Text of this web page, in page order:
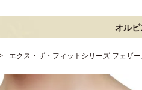
オル
エクス・ザ・フィットシリーズ フェザ